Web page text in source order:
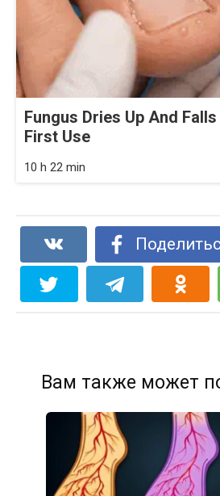
Fungus Dries Up And
First Use
10 h 22 min
Вам также может